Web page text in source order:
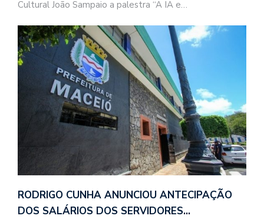
Cultural João Sampaio a palestra “A IA e…
RODRIGO CUNHA ANUNCIOU ANTECIPAÇÃO
DOS SALÁRIOS DOS SERVIDORES…